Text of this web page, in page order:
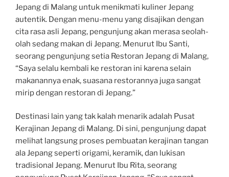
Jepang di Malang untuk menikmati kuliner Jepang
autentik. Dengan menu-menu yang disajikan dengan
cita rasa asli Jepang, pengunjung akan merasa seolah-
olah sedang makan di Jepang. Menurut Ibu Santi,
seorang pengunjung setia Restoran Jepang di Malang,
“Saya selalu kembali ke restoran ini karena selain
makanannya enak, suasana restorannya juga sangat
mirip dengan restoran di Jepang.”
Destinasi lain yang tak kalah menarik adalah Pusat
Kerajinan Jepang di Malang. Di sini, pengunjung dapat
melihat langsung proses pembuatan kerajinan tangan
ala Jepang seperti origami, keramik, dan lukisan
tradisional Jepang. Menurut Ibu Rita, seorang